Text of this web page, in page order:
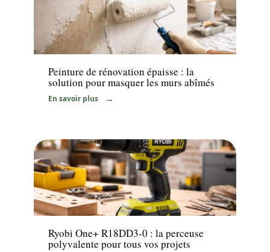
Décoration Interieure
Peinture de rénovation épaisse : la
solution pour masquer les murs abîmés
En savoir plus
News
Ryobi One+ R18DD3-0 : la perceuse
polyvalente pour tous vos projets